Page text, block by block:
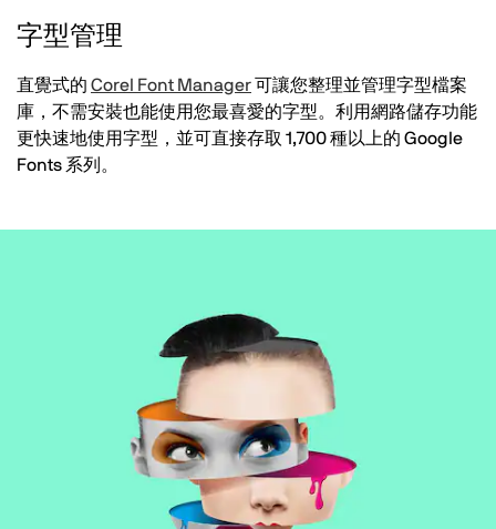
字型管理
直覺式的 Corel Font Manager 可讓您整理並管理字型檔案
庫，不需安裝也能使用您最喜愛的字型。利用網路儲存功能
更快速地使用字型，並可直接存取 1,700 種以上的 Google
Fonts 系列。